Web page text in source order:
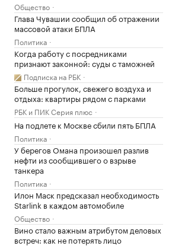
Общество
Глава Чувашии сообщил об отражении
массовой атаки БПЛА
Политика
Когда работу с посредниками
признают законной: суды с таможней
Подписка на РБК
Больше прогулок, свежего воздуха и
отдыха: квартиры рядом с парками
РБК и ПИК Серия плюс
На подлете к Москве сбили пять БПЛА
Политика
У берегов Омана произошел разлив
нефти из сообщившего о взрыве
танкера
Политика
Илон Маск предсказал необходимость
Starlink в каждом автомобиле
Общество
Вино стало важным атрибутом деловых
встреч: как не потерять лицо